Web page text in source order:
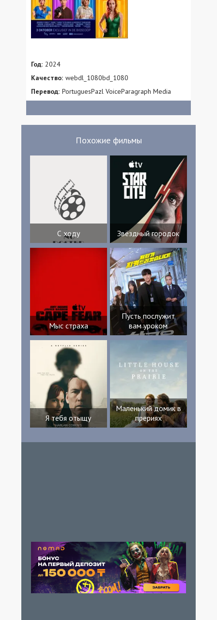
Год: 2024
Качество: webdl_1080bd_1080
Перевод: PortuguesPazl VoiceParagraph Media
Похожие фильмы
С ходу Звёздный городок
Мыс страха
Пусть послужит
вам уроком
Я тебя отыщу
Маленький домик в
прериях